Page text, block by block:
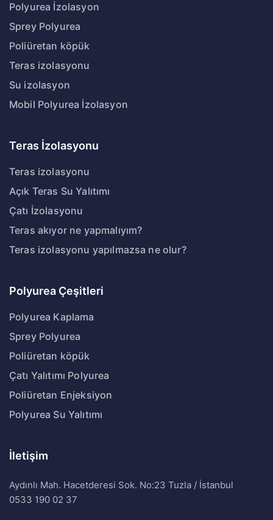
Polyurea İzolasyon
Sprey Polyurea
Poliüretan köpük
Teras izolasyonu
Su izolasyon
Mobil Polyurea İzolasyon
Teras İzolasyonu
Teras izolasyonu
Açık Teras Su Yalıtımı
Çatı İzolasyonu
Teras akıyor ne yapmalıyım?
Teras izolasyonu yapılmazsa ne olur?
Polyurea Çeşitleri
Polyurea Kaplama
Sprey Polyurea
Poliüretan köpük
Çatı Yalıtımı Polyurea
Poliüretan Enjeksiyon
Polyurea Su Yalıtımı
İletişim
Aydınlı Mah. Hacetderesi Sok. No:23 Tuzla / İstanbul
0533 190 02 37